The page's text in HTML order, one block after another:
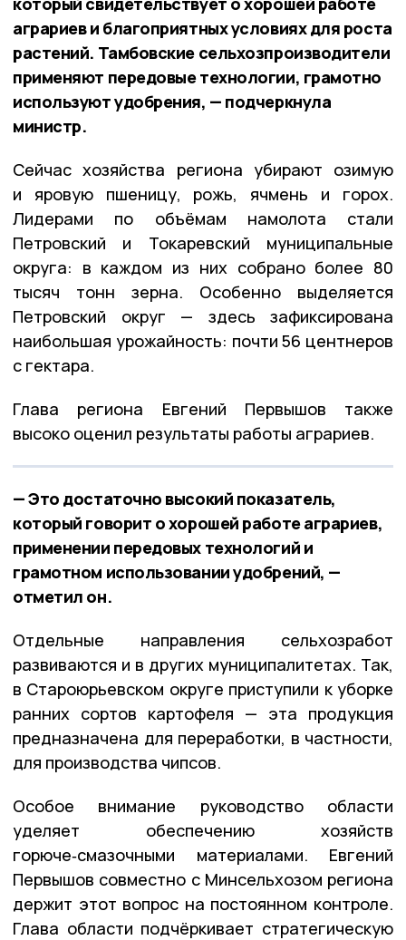
аграриев и благоприятных условиях для роста
растений. Тамбовские сельхозпроизводители
применяют передовые технологии, грамотно
используют удобрения, — подчеркнула
министр.
Сейчас хозяйства региона убирают озимую
и яровую пшеницу, рожь, ячмень и горох.
Лидерами по объёмам намолота стали
Петровский и Токаревский муниципальные
округа: в каждом из них собрано более 80
тысяч тонн зерна. Особенно выделяется
Петровский округ — здесь зафиксирована
наибольшая урожайность: почти 56 центнеров
с гектара.
Глава региона Евгений Первышов также
высоко оценил результаты работы аграриев.
— Это достаточно высокий показатель,
который говорит о хорошей работе аграриев,
применении передовых технологий и
грамотном использовании удобрений, —
отметил он.
Отдельные направления сельхозработ
развиваются и в других муниципалитетах. Так,
в Староюрьевском округе приступили к уборке
ранних сортов картофеля — эта продукция
предназначена для переработки, в частности,
для производства чипсов.
Особое внимание руководство области
уделяет обеспечению хозяйств
горюче‑смазочными материалами. Евгений
Первышов совместно с Минсельхозом региона
держит этот вопрос на постоянном контроле.
Глава области подчёркивает стратегическую